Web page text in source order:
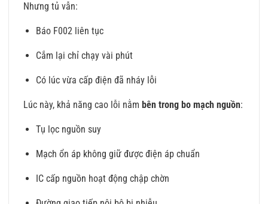
Nhưng tủ vẫn:
Báo F002 liên tục
Cắm lại chỉ chạy vài phút
Có lúc vừa cấp điện đã nháy lỗi
Lúc này, khả năng cao lỗi nằm bên trong bo mạch nguồn:
Tụ lọc nguồn suy
Mạch ổn áp không giữ được điện áp chuẩn
IC cấp nguồn hoạt động chập chờn